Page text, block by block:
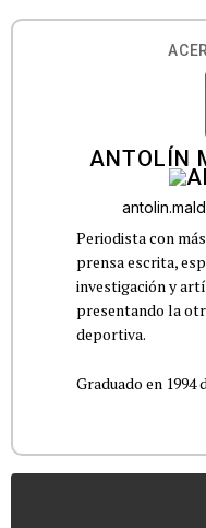
ANTOLÍN
Periodista con
prensa escrita,
investigación y
presentando la
deportiva.
Graduado en 1994